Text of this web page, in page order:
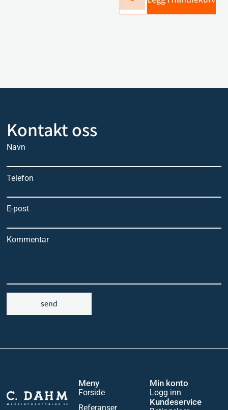
Kontakt oss
Navn
Telefon
E-post
Kommentar
send
Meny
Forside
Referanser
Min konto
Logg inn
Kundeservice